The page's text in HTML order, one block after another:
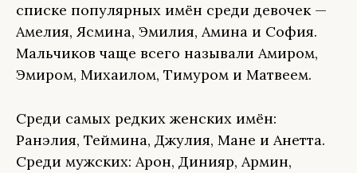
списке популярных имён среди девочек —
Амелия, Ясмина, Эмилия, Амина и София.
Мальчиков чаще всего называли Амиром,
Эмиром, Михаилом, Тимуром и Матвеем.
Среди самых редких женских имён:
Ранэлия, Теймина, Джулия, Мане и Анетта.
Среди мужских: Арон, Динияр, Армин,